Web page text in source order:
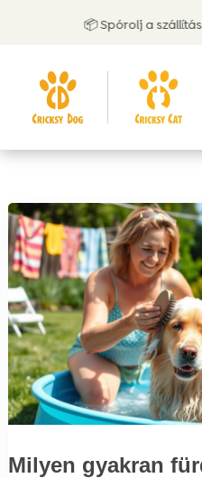
📦 Spórolj a szállításon
Milyen gyakran